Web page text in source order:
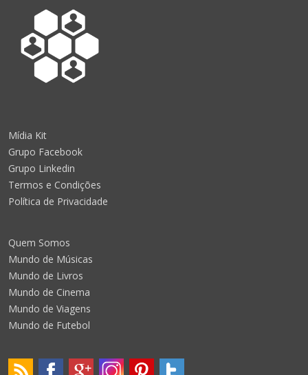
Mídia Kit
Grupo Facebook
Grupo Linkedin
Termos e Condições
Política de Privacidade
Quem Somos
Mundo de Músicas
Mundo de Livros
Mundo de Cinema
Mundo de Viagens
Mundo de Futebol